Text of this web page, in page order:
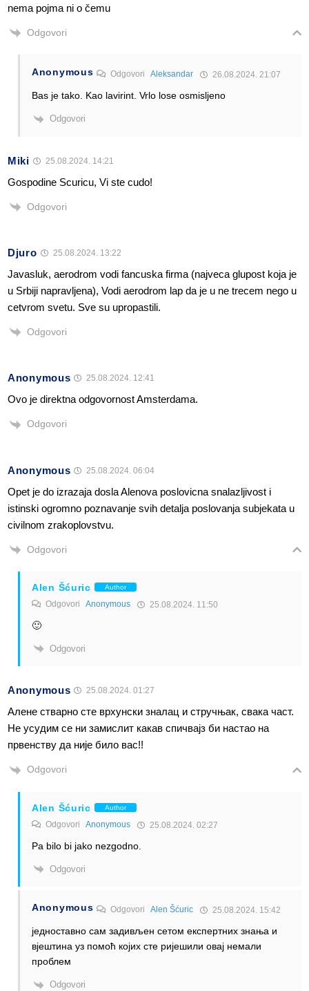
nema pojma ni o čemu
Odgovori
Anonymous OdgovoriAleksandar 26.08.2024. 21:07
Bas je tako. Kao lavirint. Vrlo lose osmisljeno
Odgovori
Miki 25.08.2024. 14:21
Gospodine Scuricu, Vi ste cudo!
Odgovori
Djuro 25.08.2024. 13:22
Javasluk, aerodrom vodi fancuska firma (najveca glupost koja je
u Srbiji napravljena), Vodi aerodrom lap da je u ne trecem nego u
cetvrom svetu. Sve su upropastili.
Odgovori
Anonymous 25.08.2024. 12:41
Ovo je direktna odgovornost Amsterdama.
Odgovori
Anonymous 25.08.2024. 06:04
Opet je do izrazaja dosla Alenova poslovicna snalazljivost i
istinski ogromno poznavanje svih detalja poslovanja subjekata u
civilnom zrakoplovstvu.
Odgovori
Alen Šćuric Author
Odgovori Anonymous 25.08.2024. 11:50
🙂
Odgovori
Anonymous 25.08.2024. 01:27
Алене стварно сте врхунски зналац и стручњак, свака част.
Не усудим се ни замислит какав спичвајз би настао на
првенству да није било вас!!
Odgovori
Alen Šćuric Author
Odgovori Anonymous 25.08.2024. 02:27
Pa bilo bi jako nezgodno.
Odgovori
Anonymous OdgovoriAlen Šćuric 25.08.2024. 15:42
једноставно сам задивљен сетом експертних знања и
вјештина уз помоћ којих сте ријешили овај немали
проблем
Odgovori